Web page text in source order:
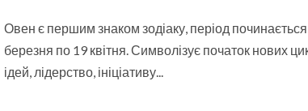
Овен є першим знаком зодіаку, період починається
березня по 19 квітня. Символізує початок нових
ідей, лідерство, ініціативу...